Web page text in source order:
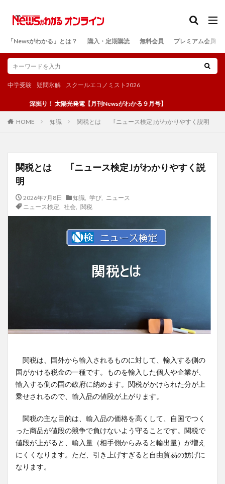
「Newsがわかる」とは？ 購入・定期購読 無料会員 プレミアム会員
中学受験 疑問氷解 スクールエコノミスト2026
深掘り！ 太陽光発電【月刊Newsがわかる９月号】
HOME 知識 関税とは ｢ニュース検定｣がわかりやすく説明
関税とは ｢ニュース検定｣がわかりやすく説
明
2026年7月8日 知識 学び
ニュース
ニュース検定
社会, 関税
関税は、国外から輸入されるものに対して、輸入する側の
国がかける税金の一種です。ものを輸入した個人や企業が、
輸入する側の国の政府に納めます。関税がかけられた分が上
乗せされるので、輸入品の値段が上がります。
関税の主な目的は、輸入品の価格を高くして、自国でつく
った商品が値段の競争で負けないよう守ることです。関税で
値段が上がると、輸入量（相手側からみると輸出量）が増え
にくくなります。ただ、引き上げすぎると自由貿易の妨げに
なります。
検索